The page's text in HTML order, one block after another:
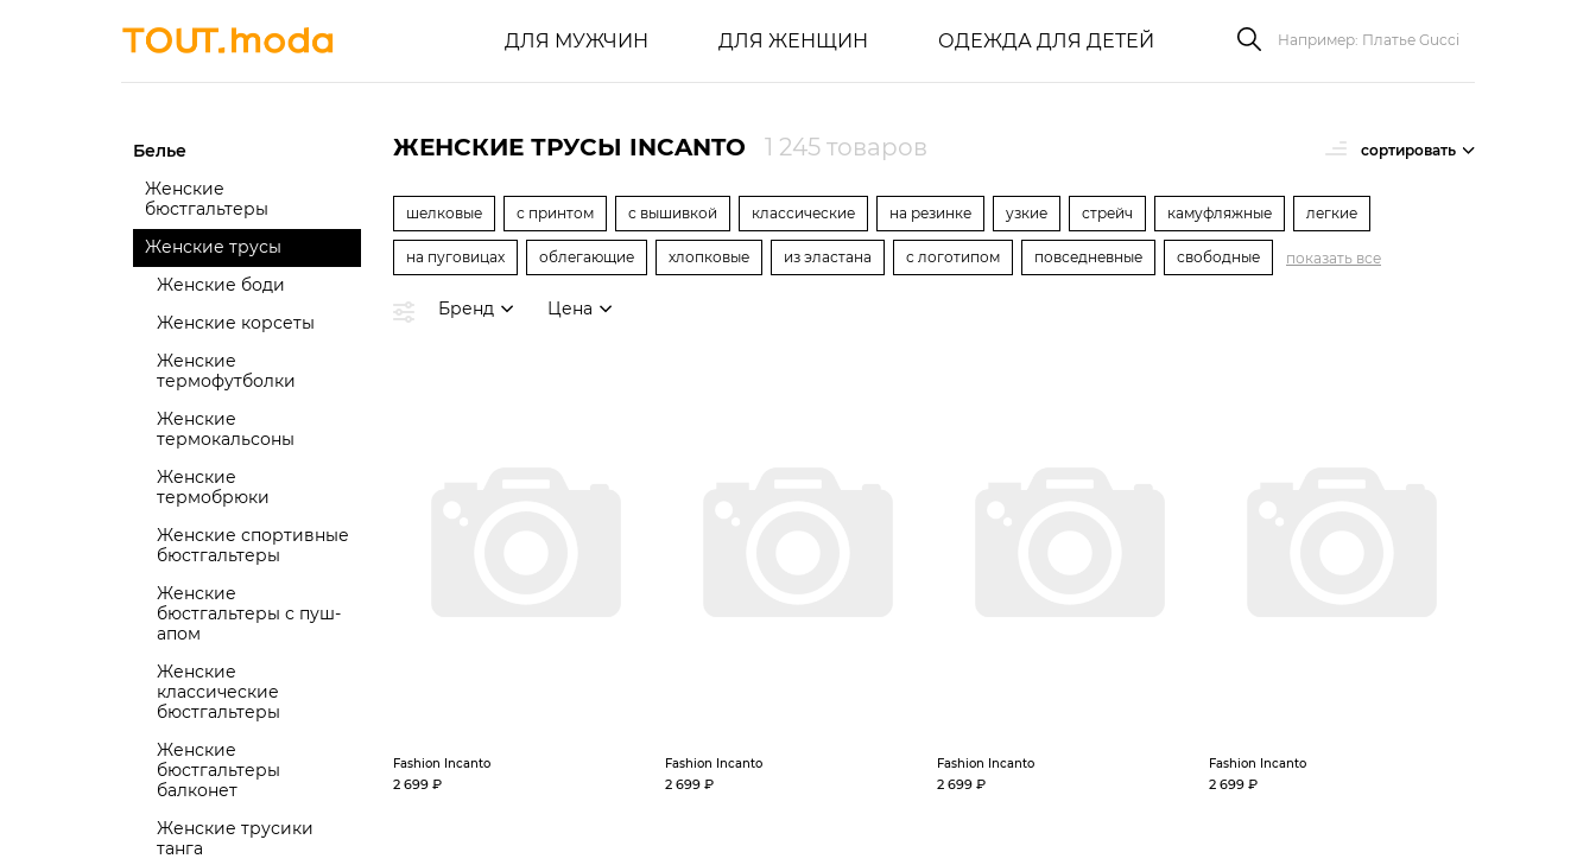
ДЛЯ МУЖЧИН ДЛЯ ЖЕНЩИН ОДЕЖДА ДЛЯ ДЕТЕЙ
Белье
Женские
бюстгальтеры
Женские трусы
Женские боди
Женские корсеты
Женские
термофутболки
Женские
термокальсоны
Женские
термобрюки
Женские спортивные
бюстгальтеры
Женские
бюстгальтеры с пуш-
апом
Женские
классические
бюстгальтеры
Женские
бюстгальтеры
балконет
Женские трусики
танга
ЖЕНСКИЕ ТРУСЫ INCANTO 1 245 товаров сортировать
шелковые с принтом с вышивкой классические на резинке узкие стрейч камуфляжные легкие
на пуговицах облегающие хлопковые из эластана с логотипом повседневные свободные показать все
Бренд Цена
Fashion Incanto
2 699 ₽
Fashion Incanto
2 699 ₽
Fashion Incanto
2 699 ₽
Fashion Incanto
2 699 ₽